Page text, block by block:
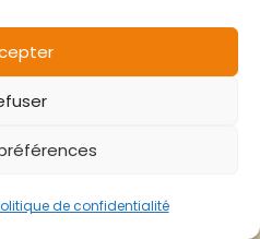
de confidentialité